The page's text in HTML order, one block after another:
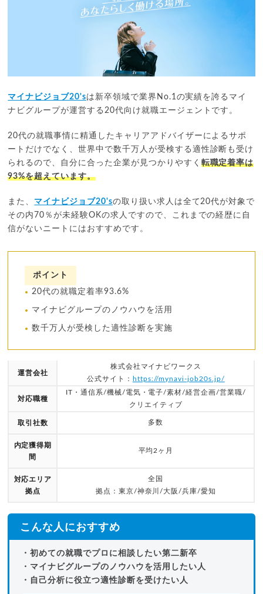
マイナビジョブ20'sは新卒領域で業界No.1の実績を誇るマイ
ナビグループが運営する20代向け就職エージェントです。
20代の就職事情に精通したキャリアアドバイザーによるサポ
ートだけでなく、世界中で数千万人が受検する適性診断も受け
られるので、自分に合った企業が見つかりやすく 転職定着率は
93%を超えています。
また、 マイナビジョブ20'sの取り扱い求人は全て20代が対象で
その内70％が未経験OKの求人ですので、これまでの経歴に自
信がないニートにはおすすめです。
ポイント
20代の就職定着率93.6%
マイナビグループのノウハウを活用
数千万人が受検した適性診断を実施
運営会社
株式会社マイナビワークス
公式サイト：
https://mynavi-job20s.jp/
対応職種
IT・通信系/機械/電気・電子/素材/経営企画/営業職/
クリエイティブ
取引社数 多数
内定獲得期
間
平均2ヶ月
対応エリア
拠点
全国
拠点：東京/神奈川/大阪/兵庫/愛知
こんな人におすすめ
・初めての就職でプロに相談したい第二新卒
・マイナビグループのノウハウを活用したい人
・自己分析に役立つ適性診断を受けたい人